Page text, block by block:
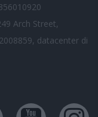
Arch Street,
datacenter di